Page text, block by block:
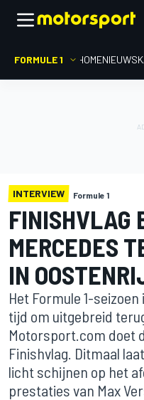
FORMULE 1 HOMENIEUWS
INTERVIEW Formule 1
FINISHVLAG
MERCEDES
IN
Het Formule 1-
tijd om uitgebreid
Motorsport.com doet
Finishvlag. Ditmaal
licht schijnen op het
prestaties van Max